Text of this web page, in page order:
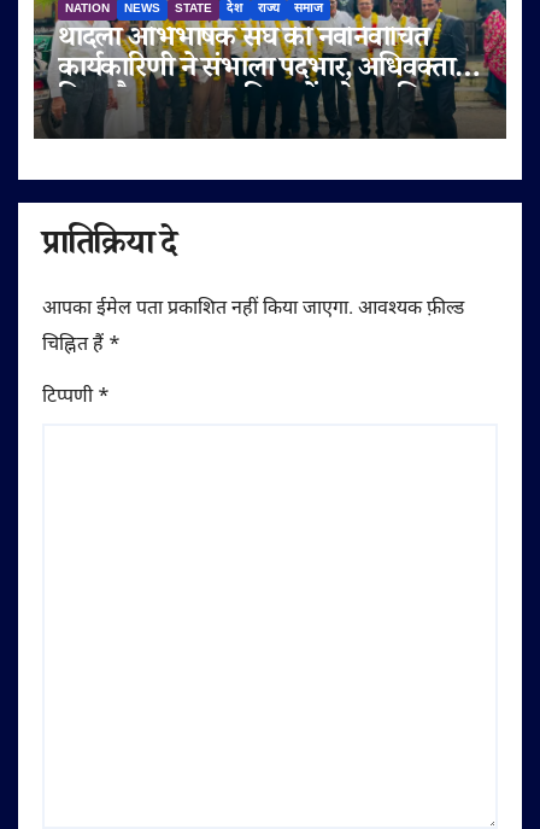
NATION NEWS STATE देश राज्य समाज
थांदला अभिभाषक संघ की नवनिर्वाचित
कार्यकारिणी ने संभाला पदभार, अधिवक्ता
हित और पक्षकार सुविधाओं को प्राथमिकता
प्रातिक्रिया दे
आपका ईमेल पता प्रकाशित नहीं किया जाएगा. आवश्यक फ़ील्ड
चिह्नित हैं *
टिप्पणी*